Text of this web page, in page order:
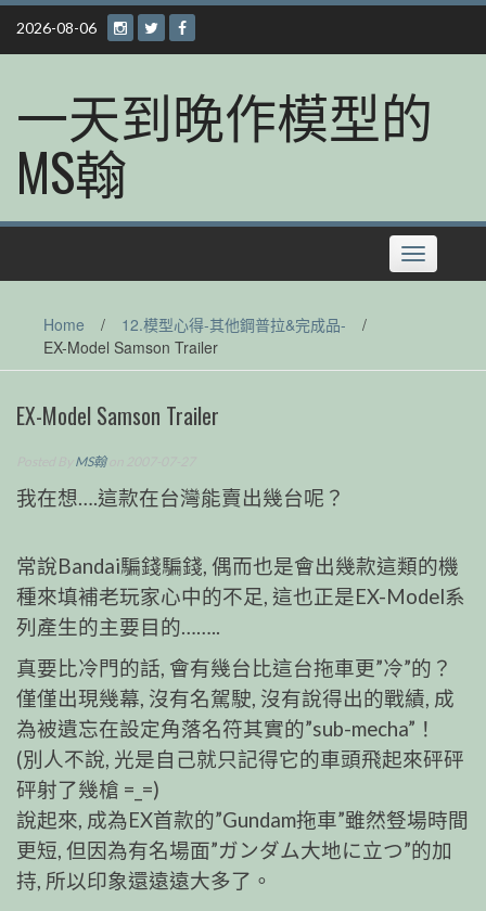
Skip
content
2026-08-06
一天到晚作模型的
MS翰
Toggle
navigation
Home / 12.模型心得-其他鋼普拉&完成品-
/
EX-Model Samson Trailer
EX-Model Samson Trailer
MS翰on 2007-07-27
我在想….這款在台灣能賣出幾台呢？
常說Bandai騙錢騙錢, 偶而也是會出幾款這類的機
種來填補老玩家心中的不足, 這也正是EX-Model系
列產生的主要目的……..
真要比冷門的話, 會有幾台比這台拖車更”冷”的？
僅僅出現幾幕, 沒有名駕駛, 沒有說得出的戰績, 成
為被遺忘在設定角落名符其實的”sub-mecha”！
(別人不說, 光是自己就只記得它的車頭飛起來砰砰
砰射了幾槍 =_=)
說起來, 成為EX首款的”Gundam拖車”雖然豋場時間
更短, 但因為有名場面”ガンダム大地に立つ”的加
持, 所以印象還遠遠大多了。